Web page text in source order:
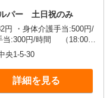
パー 土日祝のみ
円/
当:300円/時間 （18:00〜
手当:2,000円/月 ・深夜
ケアの移動時間も賃金
日手当:100円/時間含む
円/時間含む ※給与幅は
央1-5-30
詳細を見る